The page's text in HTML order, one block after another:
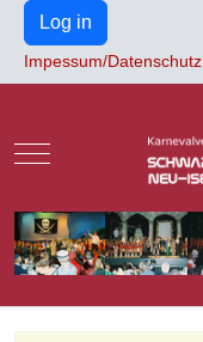
Log in
Impessum/Datenschutz
Mobile Menu Toggle